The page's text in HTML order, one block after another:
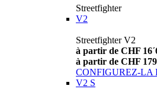
Streetfighter
V2
Streetfighter V2
à partir de CHF
à partir de CHF
CONFIGUREZ-LA
V2 S